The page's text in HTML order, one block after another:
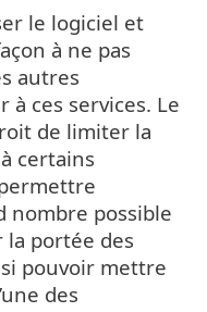
le logiciel et
à ne pas
autres
à ces services. Le
de limiter la
certains
nombre possible
la portée des
pouvoir mettre
des